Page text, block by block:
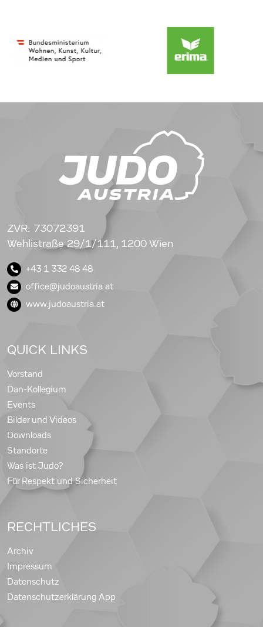
ZVR: 73072391
Wehlistraße 29/1/111, 1200 Wien
+43 1 332 48 48
office@judoaustria.at
www.judoaustria.at
QUICK LINKS
Vorstand
Dan-Kollegium
Events
Bilder und Videos
Downloads
Standorte
Was ist Judo?
Für Respekt und Sicherheit
RECHTLICHES
Archiv
Impressum
Datenschutz
Datenschutzerklärung App